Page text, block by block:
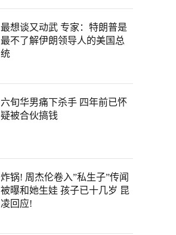
最想谈又动武 专家：特朗普是
最不了解伊朗领导人的美国总
统
六旬华男痛下杀手 四年前已怀
疑被合伙搞钱
炸锅! 周杰伦卷入”私生子”传闻
被曝和她生娃 孩子已十几岁 昆
凌回应!